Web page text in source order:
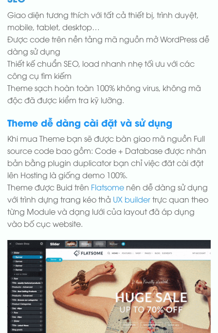
Giao diện tương thích với tất cả thiết bị, trình duyệt,
mobile, tablet, desktop…
Được code trên nền tảng mã nguồn mở WordPress dễ
dàng sử dụng
Thiết kế chuẩn SEO, load nhanh nhẹ tối ưu với các
công cụ tìm kiếm
Theme sạch hoàn toàn 100% không virus, không mã
độc đã được kiểm tra kỹ lưỡng.
Theme dễ dàng cài đặt và sử dụng
Khi mua Theme bạn sẽ được bàn giao mã nguồn Full
source code bao gồm: Code + Database được nhân
bản bằng plugin duplicator bạn chỉ việc đăt cài đặt
lên Hosting là giống demo 100%.
Theme được Buid trên Flatsome nên dễ dàng sử dụng
với trình dựng trang kéo thả UX buildertrực quan theo
từng Module và dạng lưới của layout đã áp dụng
vào bố cục website.